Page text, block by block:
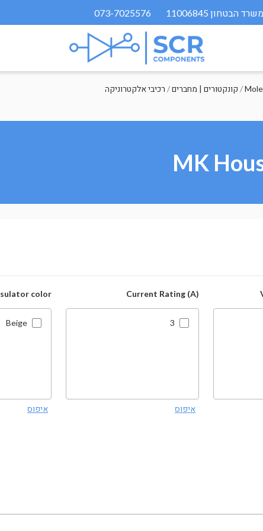
073-7025576
רכיבי אלקטרוניקה /קונקטורים | מחברים /
MK
Current Rating (A)
3
איפוס
color
Beige
איפוס